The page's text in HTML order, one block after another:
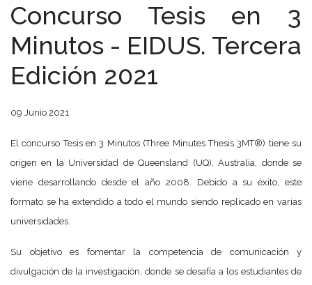
Concurso Tesis en 3
Minutos - EIDUS. Tercera
Edición 2021
09 Junio 2021
El concurso Tesis en 3 Minutos (Three Minutes Thesis 3MT®) tiene su
origen en la Universidad de Queensland (UQ), Australia, donde se
viene desarrollando desde el año 2008. Debido a su éxito, este
formato se ha extendido a todo el mundo siendo replicado en varias
universidades.
Su objetivo es fomentar la competencia de comunicación y
divulgación de la investigación, donde se desafía a los estudiantes de